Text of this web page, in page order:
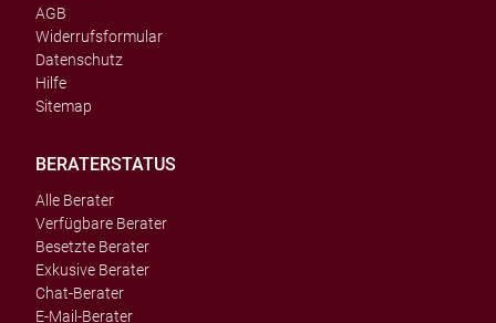
AGB
Widerrufsformular
Datenschutz
Hilfe
Sitemap
BERATERSTATUS
Alle Berater
Verfügbare Berater
Besetzte Berater
Exkusive Berater
Chat-Berater
E-Mail-Berater